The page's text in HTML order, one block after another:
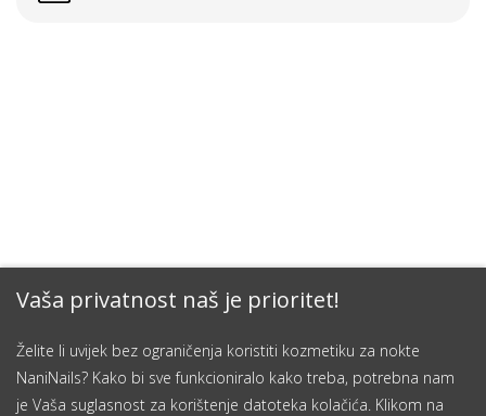
Vaša privatnost naš je prioritet!
Želite li uvijek bez ograničenja koristiti kozmetiku za nokte
NaniNails? Kako bi sve funkcioniralo kako treba, potrebna nam
je Vaša suglasnost za korištenje datoteka kolačića. Klikom na